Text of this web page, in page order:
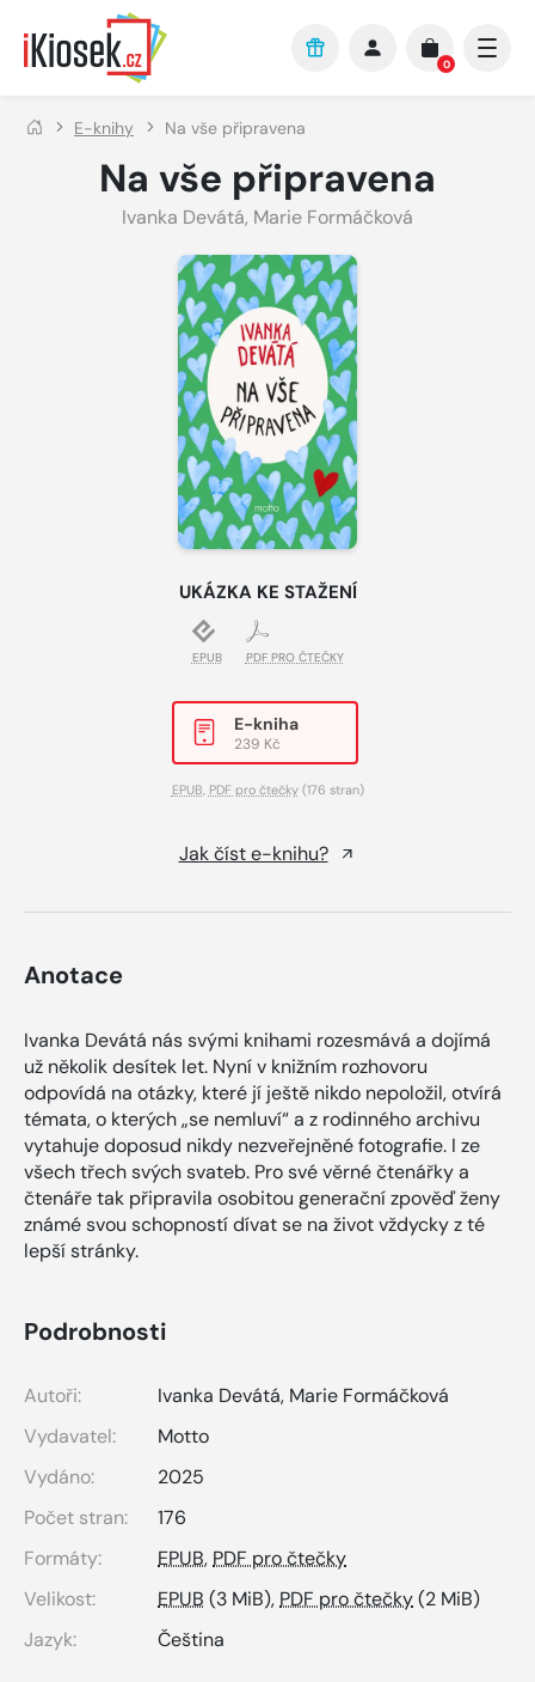
Přejít na hlavní obsah
0
E-knihy Na vše připravena
Na vše připravena
Ivanka Devátá, Marie Formáčková
UKÁZKA KE STAŽENÍ
EPUB PDF PRO ČTEČKY
E-kniha
239 Kč
EPUB PDF pro čtečky(176 stran)
Jak číst e-knihu?
Anotace
Ivanka Devátá nás svými knihami rozesmává a dojímá
už několik desítek let. Nyní v knižním rozhovoru
odpovídá na otázky, které jí ještě nikdo nepoložil, otvírá
témata, o kterých „se nemluví“ a z rodinného archivu
vytahuje doposud nikdy nezveřejněné fotografie. I ze
všech třech svých svateb. Pro své věrné čtenářky a
čtenáře tak připravila osobitou generační zpověď ženy
známé svou schopností dívat se na život vždycky z té
lepší stránky.
Podrobnosti
Autoři: Ivanka Devátá, Marie Formáčková
Vydavatel:
Motto
Vydáno:
2025
Počet stran:
176
Formáty:
EPUB, PDF pro čtečky
Velikost:
EPUB (3 MiB), PDF pro čtečky(2 MiB)
Jazyk:
Čeština